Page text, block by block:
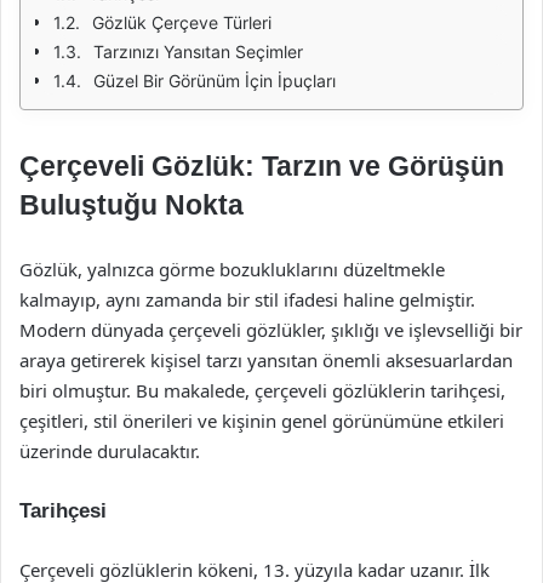
Gözlük Çerçeve Türleri
Tarzınızı Yansıtan Seçimler
Güzel Bir Görünüm İçin İpuçları
Çerçeveli Gözlük: Tarzın ve Görüşün
Buluştuğu Nokta
Gözlük, yalnızca görme bozukluklarını düzeltmekle
kalmayıp, aynı zamanda bir stil ifadesi haline gelmiştir.
Modern dünyada çerçeveli gözlükler, şıklığı ve işlevselliği bir
araya getirerek kişisel tarzı yansıtan önemli aksesuarlardan
biri olmuştur. Bu makalede, çerçeveli gözlüklerin tarihçesi,
çeşitleri, stil önerileri ve kişinin genel görünümüne etkileri
üzerinde durulacaktır.
Tarihçesi
Çerçeveli gözlüklerin kökeni, 13. yüzyıla kadar uzanır. İlk